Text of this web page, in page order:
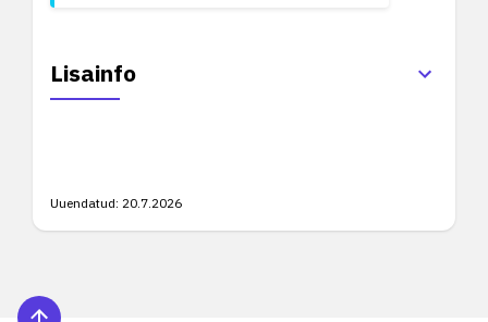
Lisainfo
Uuendatud: 20.7.2026